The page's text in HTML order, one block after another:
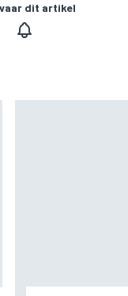
dit artikel